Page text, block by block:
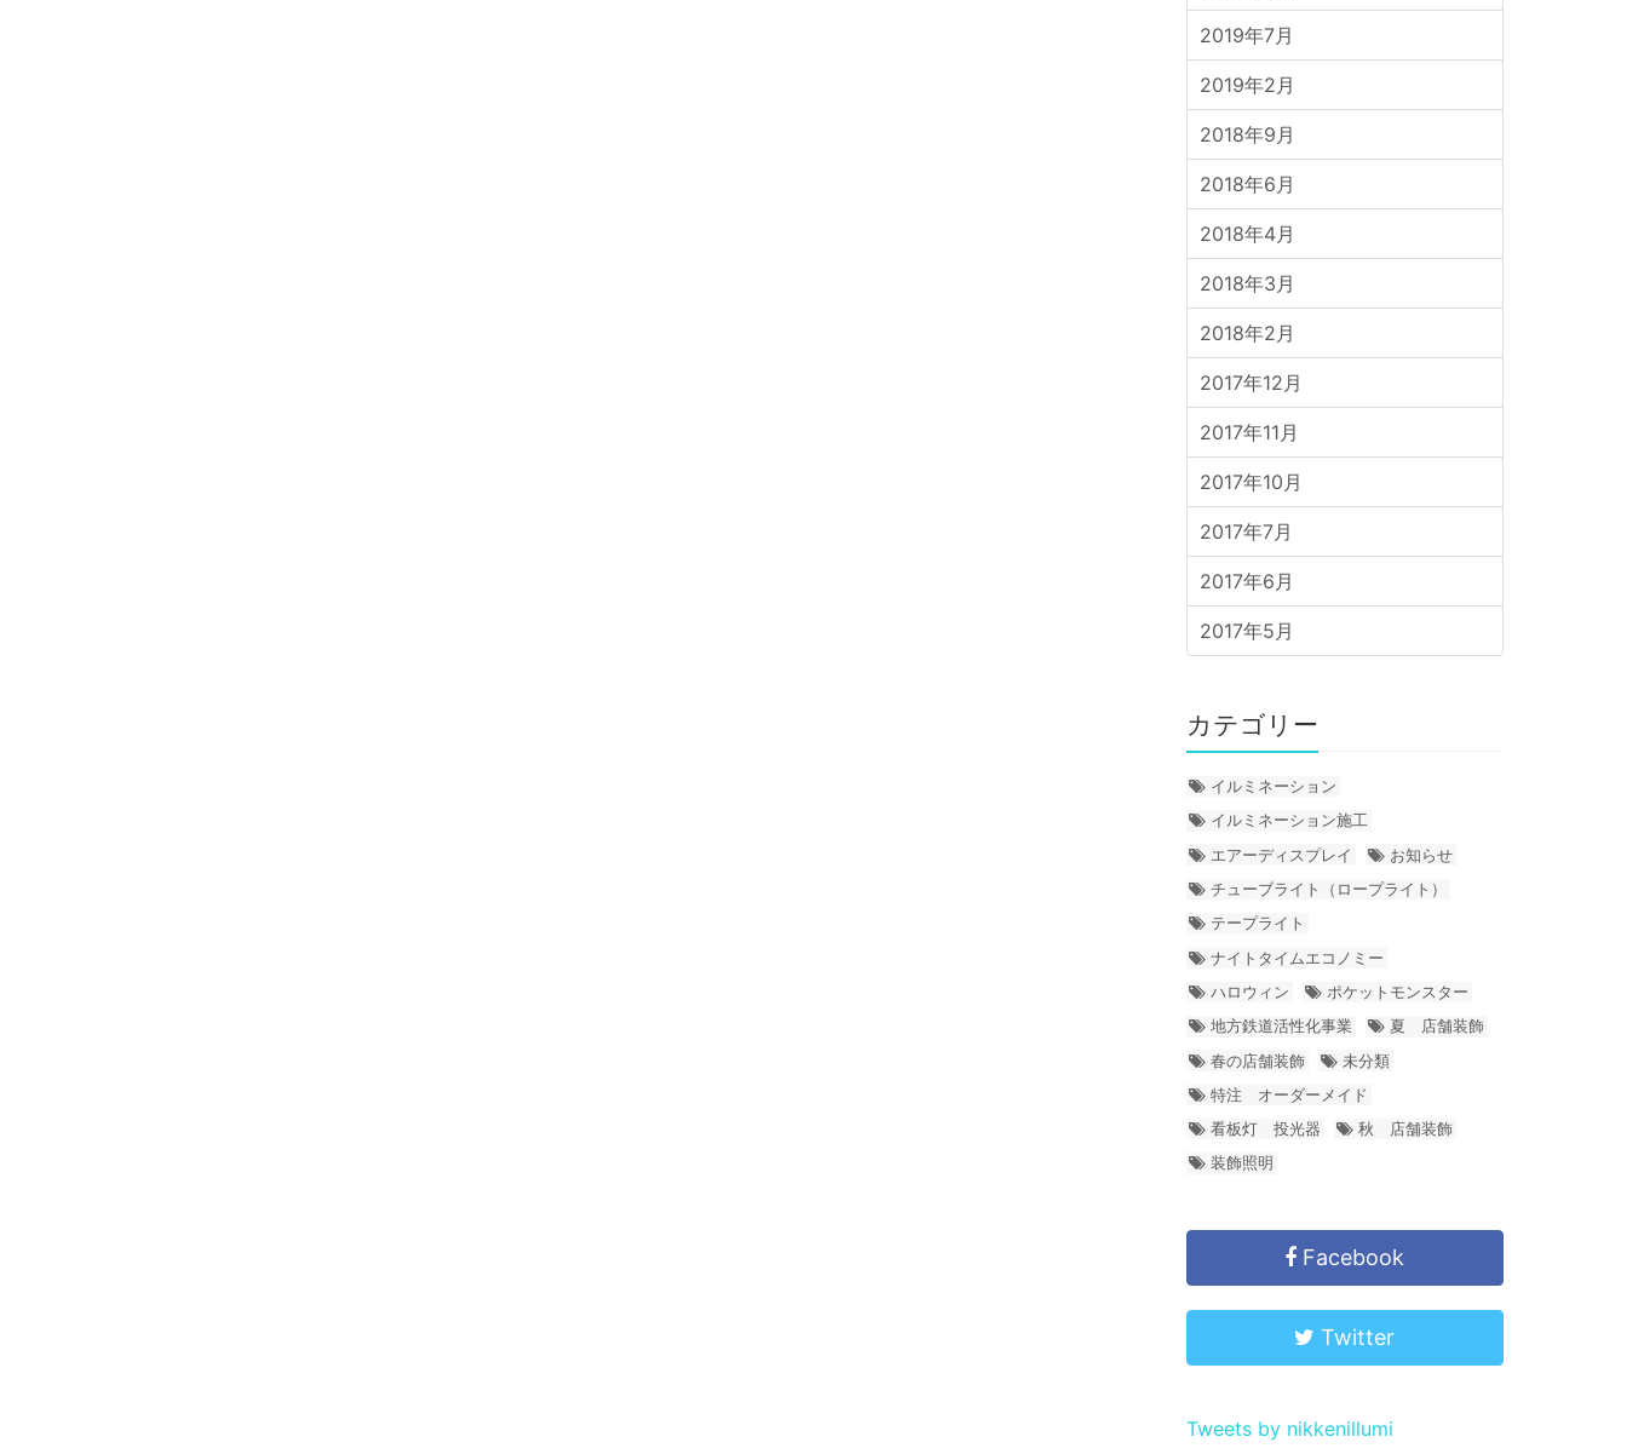
2019年7月
2019年2月
2018年9月
2018年6月
2018年4月
2018年3月
2018年2月
2017年12月
2017年11月
2017年10月
2017年7月
2017年6月
2017年5月
カテゴリー
イルミネーション
イルミネーション施工
エアーディスプレイ
お知らせ
チューブライト（ロープライト）
テープライト
ナイトタイムエコノミー
ハロウィン
ポケットモンスター
地方鉄道活性化事業
夏 店舗装飾
春の店舗装飾
未分類
特注 オーダーメイド
看板灯 投光器
秋 店舗装飾
装飾照明
Facebook
Twitter
Tweets by nikkenillumi